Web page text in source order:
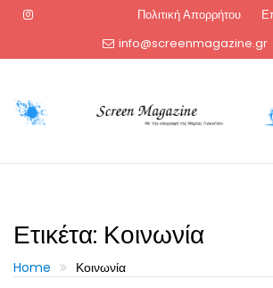
Πολιτική Απορρήτου
info@screenmagazine.gr
Ετικέτα: Κοινωνία
Home Κοινωνία